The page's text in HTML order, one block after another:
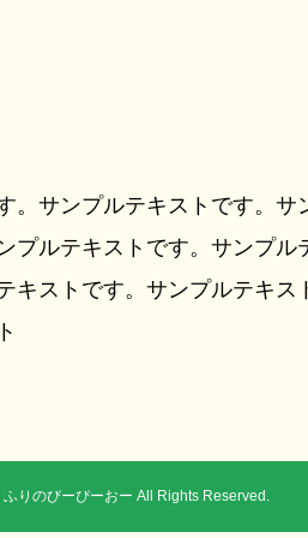
。サンプルテキストです。サ
プルテキストです。サンプル
キストです。サンプルテキス
りのびーぴーおー All Rights Reserved.